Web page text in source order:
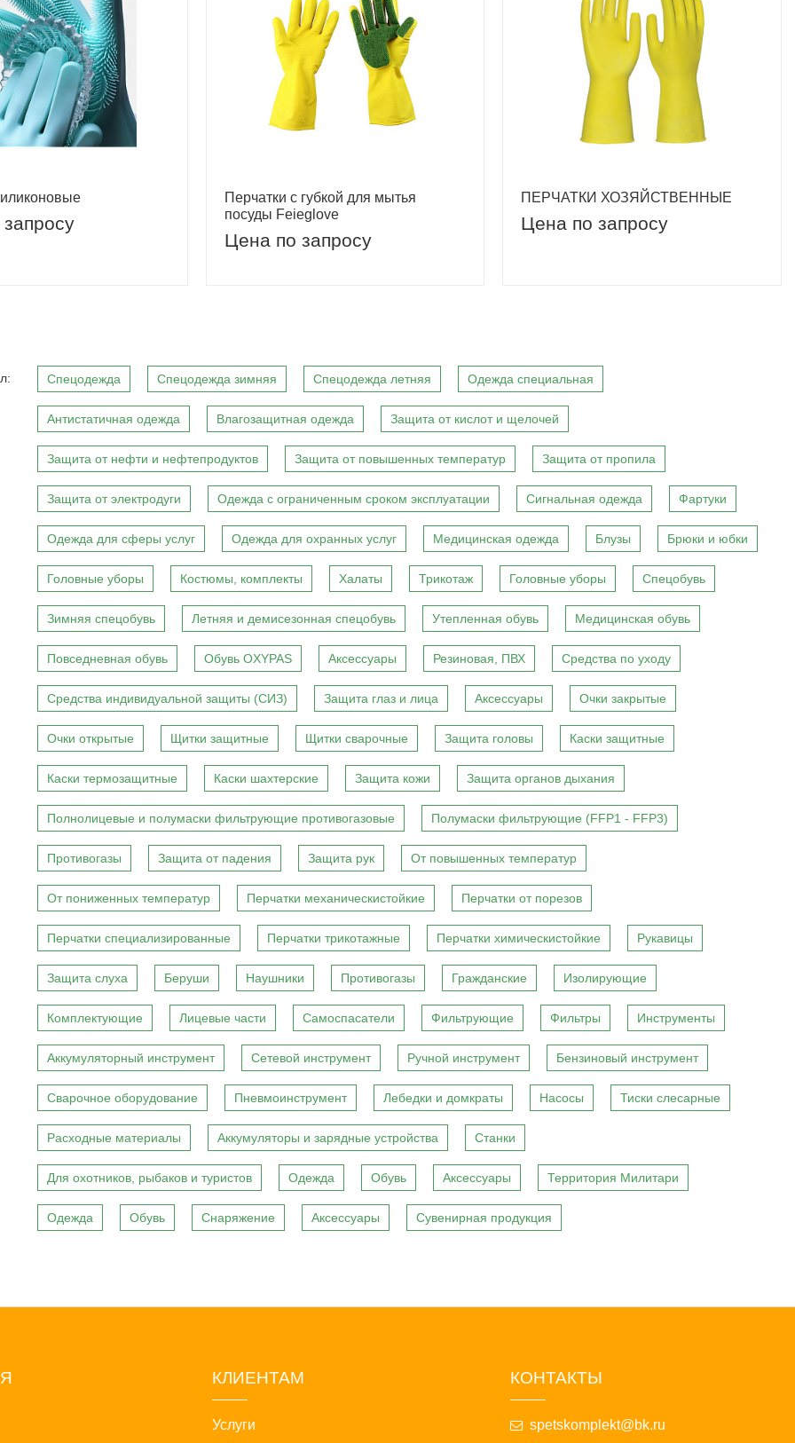
Перчатки с губкой для мытья
посуды Feieglove
Цена по запросу
ПЕРЧАТКИ ХОЗЯЙСТВЕННЫЕ
Цена по запросу
Спецодежда Спецодежда зимняя Спецодежда летняя Одежда специальная
Антистатичная одежда Влагозащитная одежда Защита от кислот и щелочей
Защита от нефти и нефтепродуктов Защита от повышенных температур Защита от пропила
Защита от электродуги Одежда с ограниченным сроком эксплуатации Сигнальная одежда Фартуки
Одежда для сферы услуг Одежда для охранных услуг Медицинская одежда Блузы Брюки и юбки
Головные уборы Костюмы, комплекты Халаты Трикотаж Головные уборы Спецобувь
Зимняя спецобувь Летняя и демисезонная спецобувь Утепленная обувь Медицинская обувь
Повседневная обувь Обувь OXYPAS Аксессуары Резиновая, ПВХ Средства по уходу
Средства индивидуальной защиты (СИЗ) Защита глаз и лица Аксессуары Очки закрытые
Очки открытые Щитки защитные Щитки сварочные Защита головы Каски защитные
Каски термозащитные Каски шахтерские Защита кожи Защита органов дыхания
Полнолицевые и полумаски фильтрующие противогазовые Полумаски фильтрующие (FFP1 - FFP3)
Противогазы Защита от падения Защита рук От повышенных температур
От пониженных температур Перчатки механическистойкие Перчатки от порезов
Перчатки специализированные Перчатки трикотажные Перчатки химическистойкие Рукавицы
Защита слуха Беруши Наушники Противогазы Гражданские Изолирующие
Комплектующие Лицевые части Самоспасатели Фильтрующие Фильтры Инструменты
Аккумуляторный инструмент Сетевой инструмент Ручной инструмент Бензиновый инструмент
Сварочное оборудование Пневмоинструмент Лебедки и домкраты Насосы Тиски слесарные
Расходные материалы Аккумуляторы и зарядные устройства Станки
Для охотников, рыбаков и туристов Одежда Обувь Аксессуары Территория Милитари
Одежда Обувь Снаряжение Аксессуары Сувенирная продукция
КЛИЕНТАМ
Услуги
КОНТАКТЫ
spetskomplekt@bk.ru